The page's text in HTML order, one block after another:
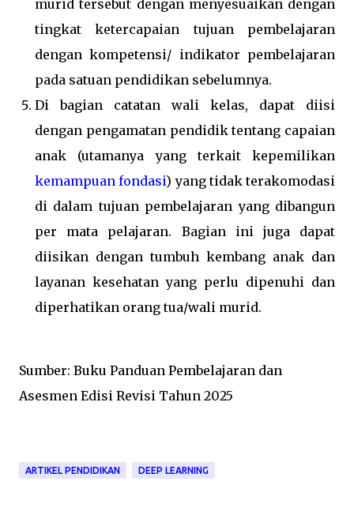
murid tersebut dengan menyesuaikan dengan
tingkat ketercapaian tujuan pembelajaran
dengan kompetensi/ indikator pembelajaran
pada satuan pendidikan sebelumnya.
Di bagian catatan wali kelas, dapat diisi
dengan pengamatan pendidik tentang capaian
anak (utamanya yang terkait kepemilikan
kemampuan fondasi) yang tidak terakomodasi
di dalam tujuan pembelajaran yang dibangun
per mata pelajaran. Bagian ini juga dapat
diisikan dengan tumbuh kembang anak dan
layanan kesehatan yang perlu dipenuhi dan
diperhatikan orang tua/wali murid.
Sumber: Buku Panduan Pembelajaran dan
Asesmen Edisi Revisi Tahun 2025
ARTIKEL PENDIDIKAN DEEP LEARNING